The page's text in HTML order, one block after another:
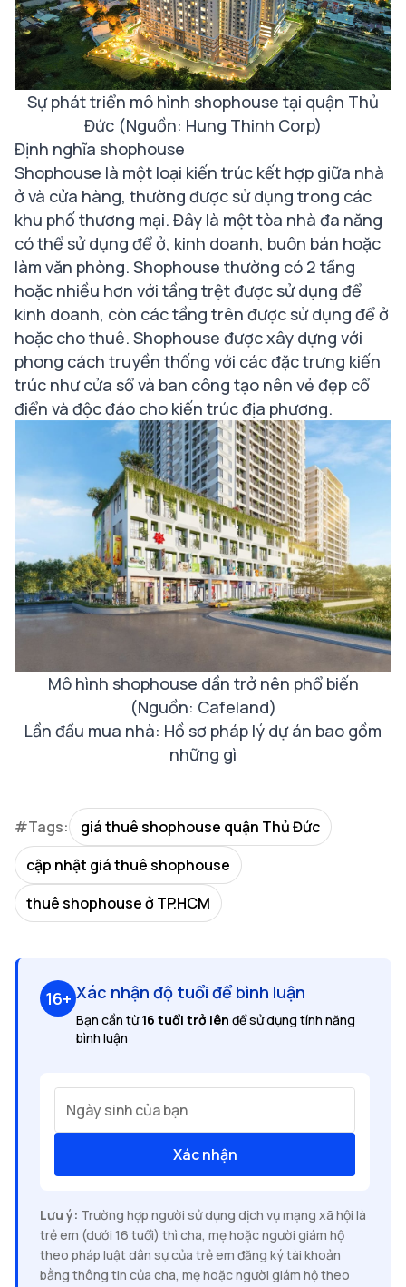
Sự phát triển mô hình shophouse tại quận Thủ
Đức (Nguồn: Hung Thinh Corp)
Định nghĩa shophouse
Shophouse là một loại kiến trúc kết hợp giữa nhà
ở và cửa hàng, thường được sử dụng trong các
khu phố thương mại. Đây là một tòa nhà đa năng
có thể sử dụng để ở, kinh doanh, buôn bán hoặc
làm văn phòng. Shophouse thường có 2 tầng
hoặc nhiều hơn với tầng trệt được sử dụng để
kinh doanh, còn các tầng trên được sử dụng để ở
hoặc cho thuê. Shophouse được xây dựng với
phong cách truyền thống với các đặc trưng kiến
trúc như cửa sổ và ban công tạo nên vẻ đẹp cổ
điển và độc đáo cho kiến trúc địa phương.
Mô hình shophouse dần trở nên phổ biến
(Nguồn: Cafeland)
Lần đầu mua nhà: Hồ sơ pháp lý dự án bao gồm
những gì
#Tags:
giá thuê shophouse quận Thủ Đức
cập nhật giá thuê shophouse
thuê shophouse ở TP.HCM
16+ Xác nhận độ tuổi để bình luận
Bạn cần từ16 tuổi trở lên để sử dụng tính năng
bình luận
Ngày sinh của bạn
Xác nhận
Lưu ý: Trường hợp người sử dụng dịch vụ mạng xã hội là
trẻ em (dưới 16 tuổi) thì cha, mẹ hoặc người giám hộ
theo pháp luật dân sự của trẻ em đăng ký tài khoản
bằng thông tin của cha, mẹ hoặc người giám hộ theo